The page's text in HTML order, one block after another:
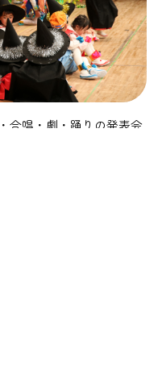
合唱・劇・踊りの発表会